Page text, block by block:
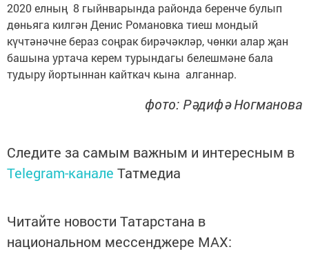
2020 елның 8 гыйнварында районда беренче булып
дөньяга килгән Денис Романовка тиеш мондый
күчтәнәчне бераз соңрак бирәчәкләр, чөнки алар җан
башына уртача керем турындагы белешмәне бала
тудыру йортыннан кайткач кына алганнар.
фото: Рәдифә Ногманова
Следите за самым важным и интересным в
Telegram-канале Татмедиа
Читайте новости Татарстана в
национальном мессенджере MАХ: